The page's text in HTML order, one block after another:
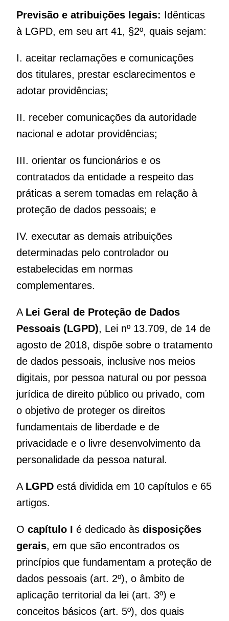
Previsão e atribuições legais: Idênticas
à LGPD, em seu art 41, §2º, quais sejam:
I. aceitar reclamações e comunicações
dos titulares, prestar esclarecimentos e
adotar providências;
II. receber comunicações da autoridade
nacional e adotar providências;
III. orientar os funcionários e os
contratados da entidade a respeito das
práticas a serem tomadas em relação à
proteção de dados pessoais; e
IV. executar as demais atribuições
determinadas pelo controlador ou
estabelecidas em normas
complementares.
A Lei Geral de Proteção de Dados
Pessoais (LGPD), Lei nº 13.709, de 14 de
agosto de 2018, dispõe sobre o tratamento
de dados pessoais, inclusive nos meios
digitais, por pessoa natural ou por pessoa
jurídica de direito público ou privado, com
o objetivo de proteger os direitos
fundamentais de liberdade e de
privacidade e o livre desenvolvimento da
personalidade da pessoa natural.
A LGPDestá dividida em 10 capítulos e 65
artigos.
O capítulo I é dedicado às disposições
gerais, em que são encontrados os
princípios que fundamentam a proteção de
dados pessoais (art. 2º), o âmbito de
aplicação territorial da lei (art. 3º) e
conceitos básicos (art. 5º), dos quais